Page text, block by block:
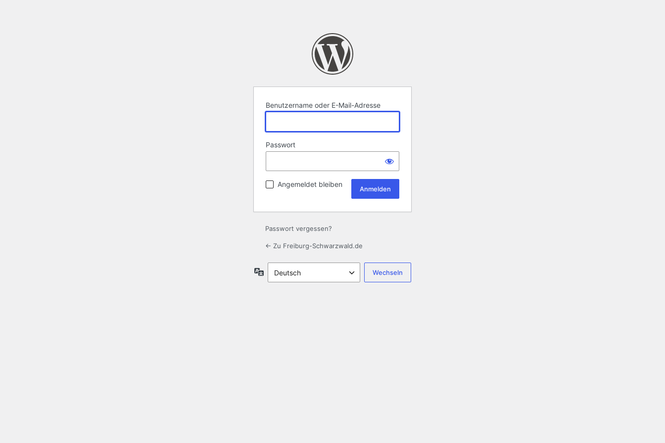
Benutzername oder E-Mail-Adresse
Passwort
Angemeldet bleiben
Passwort vergessen?
← Zu Freiburg-Schwarzwald.de
Sprache